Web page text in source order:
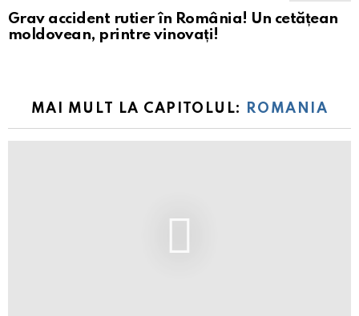
Grav accident rutier în România! Un cetățean
moldovean, printre vinovați!
MAI MULT LA CAPITOLUL: ROMANIA